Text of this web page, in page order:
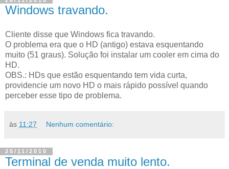
Windows travando.
Cliente disse que Windows fica travando.
O problema era que o HD (antigo) estava esquentando
muito (51 graus). Solução foi instalar um cooler em cima do
HD.
OBS.: HDs que estão esquentando tem vida curta,
providencie um novo HD o mais rápido possível quando
perceber esse tipo de problema.
às 11:27 Nenhum comentário:
25/11/2010
Terminal de venda muito lento.